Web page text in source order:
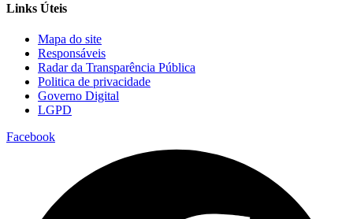
Links Úteis
Mapa do site
Responsáveis
Radar da Transparência Pública
Politica de privacidade
Governo Digital
LGPD
Facebook